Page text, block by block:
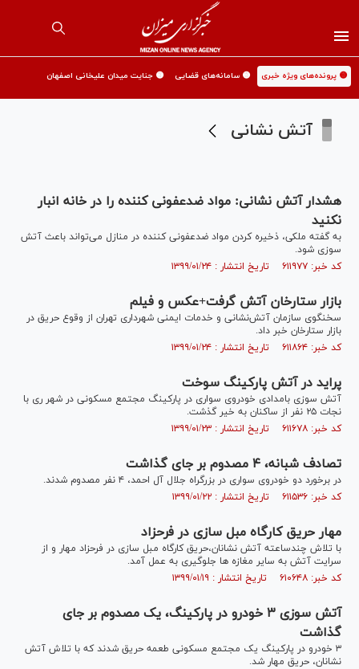
🟡 پرونده‌های ویژه خبری 🟡 سامانه‌های قضایی 🟡 جنایت میدان علیخانی اصفهان
آتش نشانی
هشدار آتش نشانی: مواد ضدعفونی کننده را در خانه انبار
نکنید
به گفته ملکی، ذخیره کردن مواد ضدعفونی کننده در منازل می‌تواند باعث آتش
سوزی شود.
کد خبر: ۶۱۱۹۷۷ تاریخ انتشار : ۱۳۹۹/۰۱/۲۴
بازار ستارخان آتش گرفت+عکس و فیلم
سخنگوی سازمان آتش‌نشانی و خدمات ایمنی شهرداری تهران از وقوع حریق در
بازار ستارخان خبر داد.
کد خبر: ۶۱۱۸۶۴ تاریخ انتشار : ۱۳۹۹/۰۱/۲۴
پراید در آتش پارکینگ سوخت
آتش سوزی بامدادی خودروی سواری در پارکینگ مجتمع مسکونی در شهر ری با
نجات ۲۵ نفر از ساکنان به خیر گذشت.
کد خبر: ۶۱۱۶۷۸ تاریخ انتشار : ۱۳۹۹/۰۱/۲۳
تصادف شبانه، ۴ مصدوم بر جای گذاشت
در برخورد دو خودروی سواری در بزرگراه جلال آل احمد، ۴ نفر مصدوم شدند.
کد خبر: ۶۱۱۵۳۶ تاریخ انتشار : ۱۳۹۹/۰۱/۲۲
مهار حریق کارگاه مبل سازی در فرحزاد
با تلاش چندساعته آتش نشانان،حریق کارگاه مبل سازی در فرحزاد مهار و از
سرایت آتش به سایر مغازه ها جلوگیری به عمل آمد.
کد خبر: ۶۱۰۶۴۸ تاریخ انتشار : ۱۳۹۹/۰۱/۱۹
آتش سوزی ۳ خودرو در پارکینگ، یک مصدوم بر جای
گذاشت
۳ خودرو در پارکینگ یک مجتمع مسکونی طعمه حریق شدند که با تلاش آتش
نشانان، حریق مهار شد.